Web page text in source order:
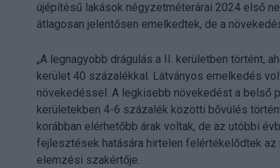
újépítésű lakások négyzetméterárai 2024 első
átlagosan jelentősen emelkedtek, de a
„A legnagyobb drágulás a II. kerületben történt,
kerület 40 százalékkal. Látványos emelkedés
növekedéssel. A legkisebb növekedést a belső
kerületekben 4-6 százalék közötti bővülés
korábban elérhetőbb árak voltak, de az utóbbi
fejlesztések hatására hirtelen felértékelődtek az
elemzési szakértője.